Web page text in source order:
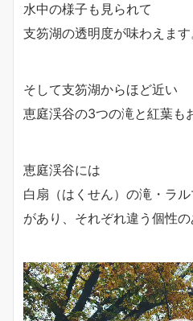
水中の様子も見られて
支笏湖の透明度が味わえます
そして支笏湖からほど近い
恵庭渓谷の3つの滝と紅葉も
恵庭渓谷には
白扇（はくせん）の滝・ラ
があり、それぞれ違う個性の
動
画
プ